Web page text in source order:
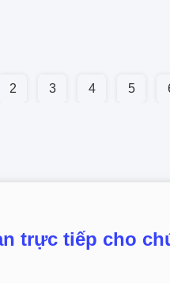
2 3 4 5
trực tiếp cho